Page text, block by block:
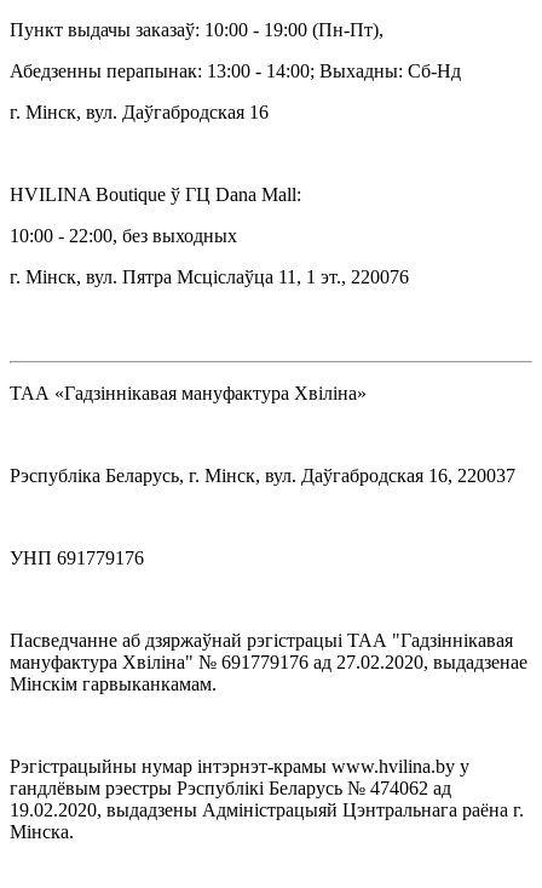
Пункт выдачы заказаў: 10:00 - 19:00 (Пн-Пт),
Абедзенны перапынак: 13:00 - 14:00; Выхадны: Сб-Нд
г. Мінск, вул. Даўгабродская 16
HVILINA Boutique ў ГЦ Dana Mall:
10:00 - 22:00, без выходных
г. Мінск, вул. Пятра Мсціслаўца 11, 1 эт., 220076
ТАА «Гадзіннікавая мануфактура Хвіліна»
Рэспубліка Беларусь, г. Мінск, вул. Даўгабродская 16, 220037
УНП 691779176
Пасведчанне аб дзяржаўнай рэгістрацыі ТАА "Гадзіннікавая
мануфактура Хвіліна" № 691779176 ад 27.02.2020, выдадзенае
Мінскім гарвыканкамам.
Рэгістрацыйны нумар інтэрнэт-крамы www.hvilina.by у
гандлёвым рэестры Рэспублікі Беларусь № 474062 ад
19.02.2020, выдадзены Адміністрацыяй Цэнтральнага раёна г.
Мінска.